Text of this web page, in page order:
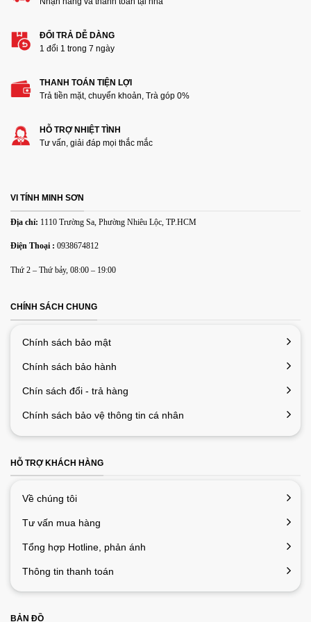
Thêm ảnh đánh giá
Các định dạng ảnh được chấp nhận: jpg,png.
Email*
cho lần bình luận kế tiếp của tôi.
ĐỔI TRẢ DỄ DÀNG
1 đổi 1 trong 7 ngày
THANH TOÁN TIỆN LỢI
Trả tiền mặt, chuyển khoản, Trà góp 0%
HỖ TRỢ NHIỆT TÌNH
Tư vấn, giải đáp mọi thắc mắc
VI TÍNH MINH SƠN
Địa chỉ: 1110 Trường Sa, Phường Nhiêu Lộc, TP.HCM
Điện Thoại : 0938674812
Thứ 2 – Thứ bảy, 08:00 – 19:00
CHÍNH SÁCH CHUNG
Chính sách bảo mật
Chính sách bảo hành
Chín sách đổi - trả hàng
Chính sách bảo vệ thông tin cá nhân
HỖ TRỢ KHÁCH HÀNG
Về chúng tôi
Tư vấn mua hàng
Tổng hợp Hotline, phản ánh
Thông tin thanh toán
BẢN ĐỒ